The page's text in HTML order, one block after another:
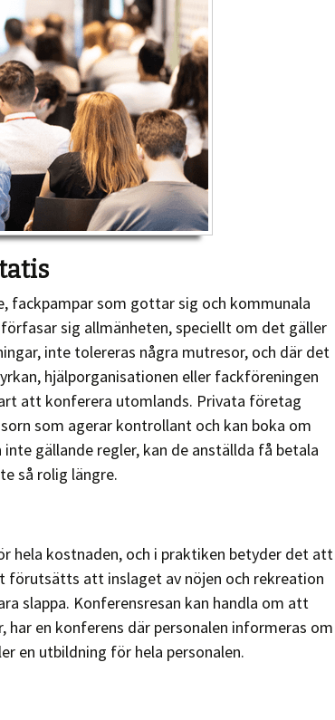
fackpampar som gottar sig och kommunala
sig allmänheten, speciellt om det gäller
inte tolereras några mutresor, och där det
hjälporganisationen eller fackföreningen
att konferera utomlands. Privata företag
som agerar kontrollant och kan boka om
gällande regler, kan de anställda få betala
så rolig längre.
hela kostnaden, och i praktiken betyder det att
förutsätts att inslaget av nöjen och rekreation
slappa. Konferensresan kan handla om att
har en konferens där personalen informeras om
en utbildning för hela personalen.